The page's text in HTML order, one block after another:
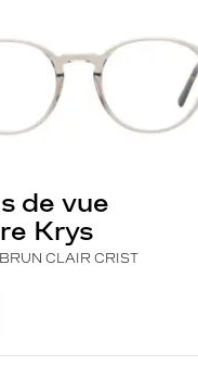
de vue
Krys
CLAIR CRIST